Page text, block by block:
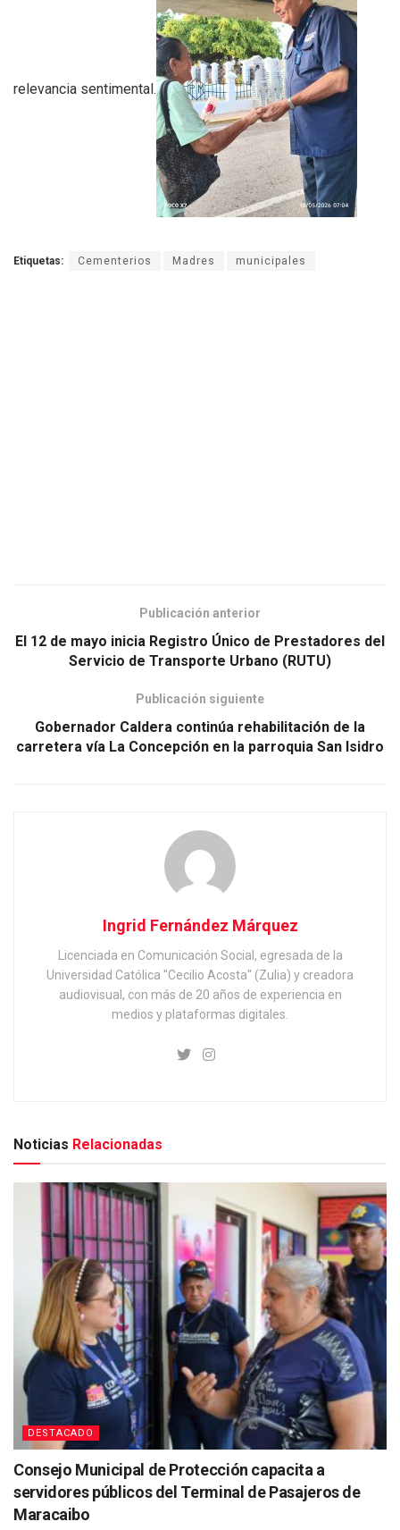
relevancia sentimental.
Etiquetas: Cementerios Madres municipales
Publicación anterior
El 12 de mayo inicia Registro Único de Prestadores del
Servicio de Transporte Urbano (RUTU)
Publicación siguiente
Gobernador Caldera continúa rehabilitación de la
carretera vía La Concepción en la parroquia San Isidro
Ingrid Fernández Márquez
Licenciada en Comunicación Social, egresada de la
Universidad Católica "Cecilio Acosta" (Zulia) y creadora
audiovisual, con más de 20 años de experiencia en
medios y plataformas digitales.
Noticias Relacionadas
DESTACADO
Consejo Municipal de Protección capacita a
servidores públicos del Terminal de Pasajeros de
Maracaibo